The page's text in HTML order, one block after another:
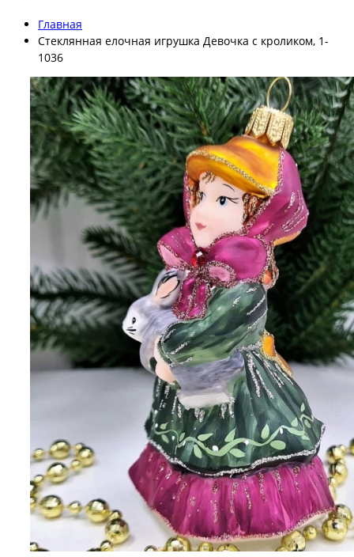
Главная
Стеклянная елочная игрушка Девочка с кроликом, 1-
1036